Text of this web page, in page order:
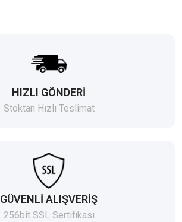
HIZLI GÖNDERİ
Stoktan Hızlı Teslimat
GÜVENLİ ALIŞVERİŞ
256bit SSL Sertifikası